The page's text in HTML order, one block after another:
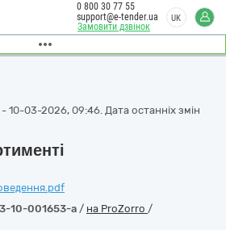
Замовити дзвінок
0 800 30 77 55
support@e-tender.ua
UK
03-2026, 09:46. Дата останніх змін
10-001653-a / на ProZorro /